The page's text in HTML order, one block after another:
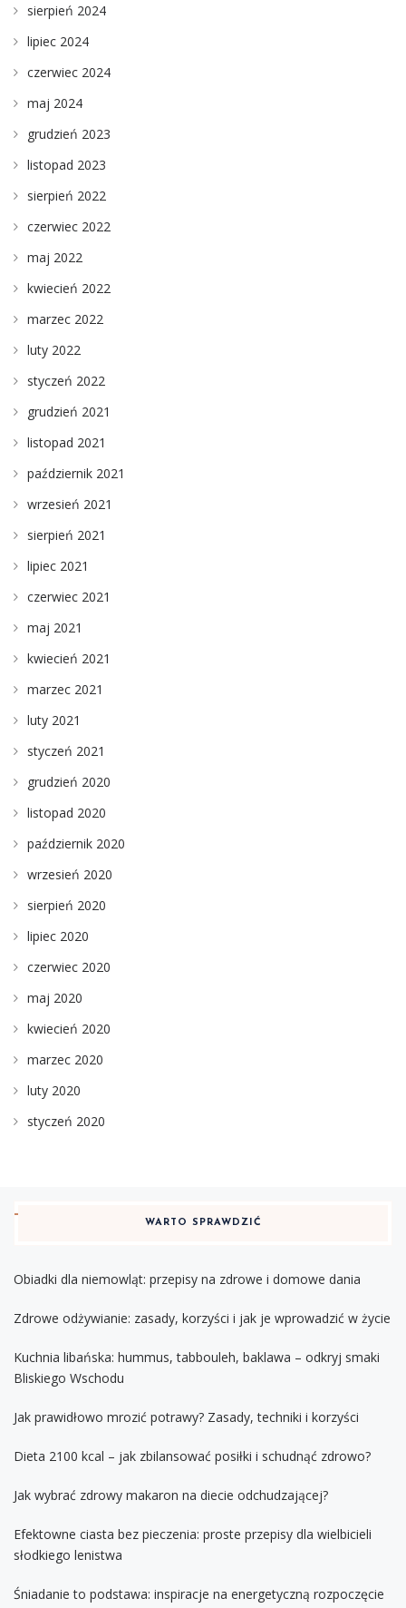
sierpień 2024
lipiec 2024
czerwiec 2024
maj 2024
grudzień 2023
listopad 2023
sierpień 2022
czerwiec 2022
maj 2022
kwiecień 2022
marzec 2022
luty 2022
styczeń 2022
grudzień 2021
listopad 2021
październik 2021
wrzesień 2021
sierpień 2021
lipiec 2021
czerwiec 2021
maj 2021
kwiecień 2021
marzec 2021
luty 2021
styczeń 2021
grudzień 2020
listopad 2020
październik 2020
wrzesień 2020
sierpień 2020
lipiec 2020
czerwiec 2020
maj 2020
kwiecień 2020
marzec 2020
luty 2020
styczeń 2020
WARTO SPRAWDZIĆ
Obiadki dla niemowląt: przepisy na zdrowe i domowe dania
Zdrowe odżywianie: zasady, korzyści i jak je wprowadzić w życie
Kuchnia libańska: hummus, tabbouleh, baklawa – odkryj smaki
Bliskiego Wschodu
Jak prawidłowo mrozić potrawy? Zasady, techniki i korzyści
Dieta 2100 kcal – jak zbilansować posiłki i schudnąć zdrowo?
Jak wybrać zdrowy makaron na diecie odchudzającej?
Efektowne ciasta bez pieczenia: proste przepisy dla wielbicieli
słodkiego lenistwa
Śniadanie to podstawa: inspiracje na energetyczną rozpoczęcie